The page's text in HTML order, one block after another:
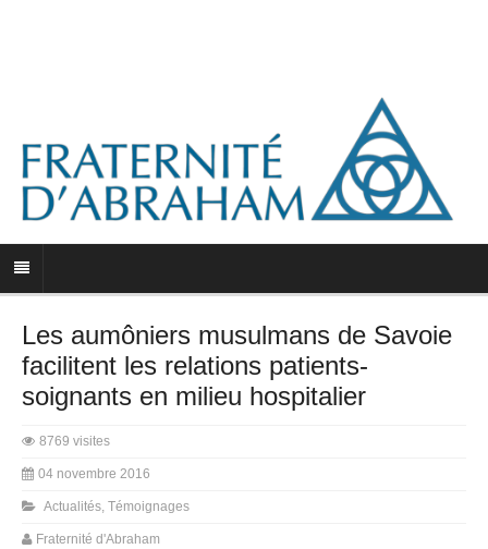
Les aumôniers musulmans de Savoie
facilitent les relations patients-
soignants en milieu hospitalier
8769 visites
04 novembre 2016
Actualités, Témoignages
Fraternité d'Abraham